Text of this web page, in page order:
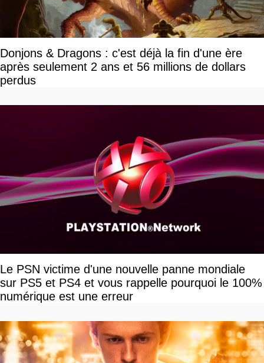
Donjons & Dragons : c'est déjà la fin d'une ère
après seulement 2 ans et 56 millions de dollars
perdus
Le PSN victime d'une nouvelle panne mondiale
sur PS5 et PS4 et vous rappelle pourquoi le 100%
numérique est une erreur